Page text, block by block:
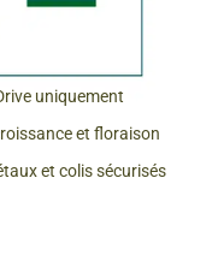
uniquement
et floraison
et colis sécurisés